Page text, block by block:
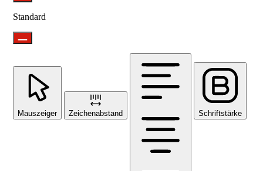
Standard
Mauszeiger Zeichenabstand Schriftstärke